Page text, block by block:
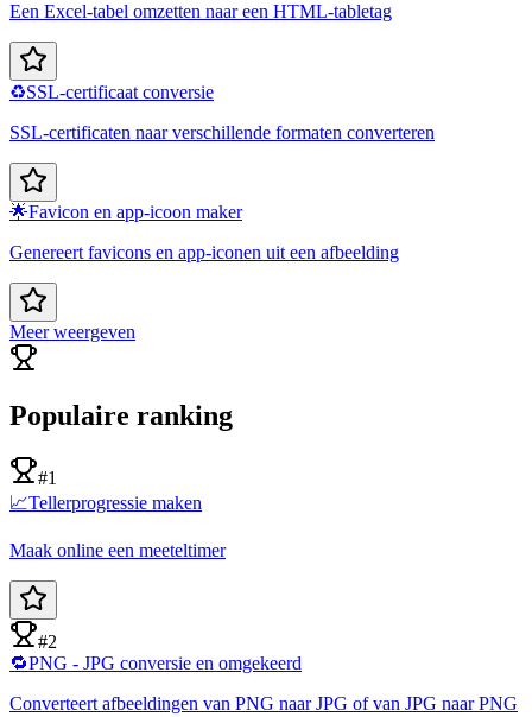
Een Excel-tabel omzetten naar een HTML-tabletag
♻️SSL-certificaat conversie
SSL-certificaten naar verschillende formaten converteren
🌟Favicon en app-icoon maker
Genereert favicons en app-iconen uit een afbeelding
Meer weergeven
Populaire ranking
#1
📈Tellerprogressie maken
Maak online een meeteltimer
#2
🔁PNG - JPG conversie en omgekeerd
Converteert afbeeldingen van PNG naar JPG of van JPG naar PNG